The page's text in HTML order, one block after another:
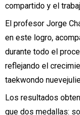
compartido y el
El profesor Jorge
en este logro,
durante todo el
reflejando el
taekwondo
Los resultados
que dos medallas: